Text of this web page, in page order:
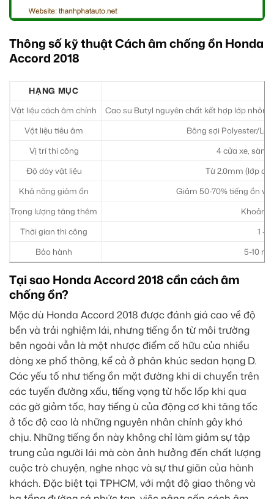
Thông số kỹ thuật Cách âm chống ồn Honda
Accord 2018
HẠNG MỤC
Vật liệu cách âm chính
Cao su Butyl nguyên chất kết hợp lớp
Vật liệu tiêu âm
Bông sợi Polyester/
Vị trí thi công
4 cửa xe, sàn
Độ dày vật liệu
Từ 2.0mm (lớp
Khả năng giảm ồn
Giảm 50-70% tiếng ồn
Trọng lượng tăng thêm
Khoảng
Thời gian thi công
1 –
Bảo hành
5-10
Tại sao Honda Accord 2018 cần cách âm
chống ồn?
Mặc dù Honda Accord 2018 được đánh giá cao về độ
bền và trải nghiệm lái, nhưng tiếng ồn từ môi trường
bên ngoài vẫn là một nhược điểm cố hữu của nhiều
dòng xe phổ thông, kể cả ở phân khúc sedan hạng D.
Các yếu tố như tiếng ồn mặt đường khi di chuyển trên
các tuyến đường xấu, tiếng vọng từ hốc lốp khi qua
các gờ giảm tốc, hay tiếng ù của động cơ khi tăng tốc
ở tốc độ cao là những nguyên nhân chính gây khó
chịu. Những tiếng ồn này không chỉ làm giảm sự tập
trung của người lái mà còn ảnh hưởng đến chất lượng
cuộc trò chuyện, nghe nhạc và sự thư giãn của hành
khách. Đặc biệt tại TPHCM, với mật độ giao thông và